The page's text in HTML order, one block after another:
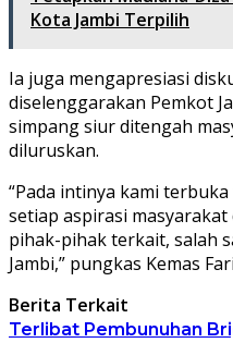
Kota Jambi Terpilih
Ia juga mengapresiasi
diselenggarakan Pemkot
simpang siur ditengah
diluruskan.
“Pada intinya kami
setiap aspirasi
pihak-pihak terkait, salah
Jambi,” pungkas Kemas
Berita Terkait
Terlibat Pembunuhan